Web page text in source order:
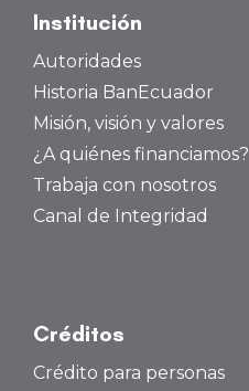
Institución
Autoridades
Historia BanEcuador
Misión, visión y valores
¿A quiénes financiamos?
Trabaja con nosotros
Canal de Integridad
Créditos
Crédito para personas